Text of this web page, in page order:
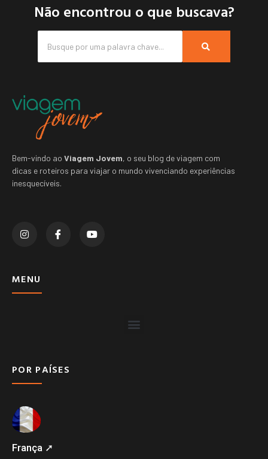
Não encontrou o que buscava?
Bem-vindo ao Viagem Jovem, o seu blog de viagem com
dicas e roteiros para viajar o mundo vivenciando experiências
inesquecíveis.
MENU
POR PAÍSES
França ➚